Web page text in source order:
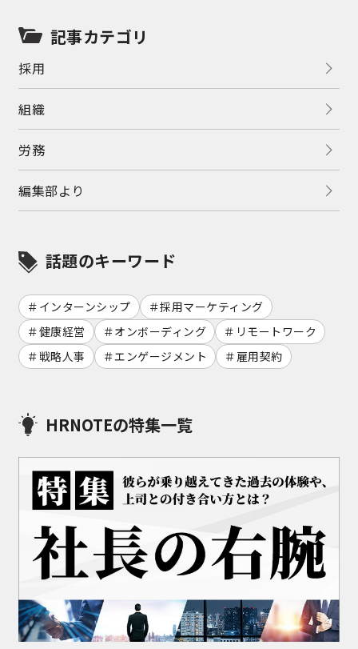
記事カテゴリ
採用
組織
労務
編集部より
話題のキーワード
インターンシップ
採用マーケティング
健康経営
オンボーディング
リモートワーク
戦略人事
エンゲージメント 雇用契約
HRNOTEの特集一覧